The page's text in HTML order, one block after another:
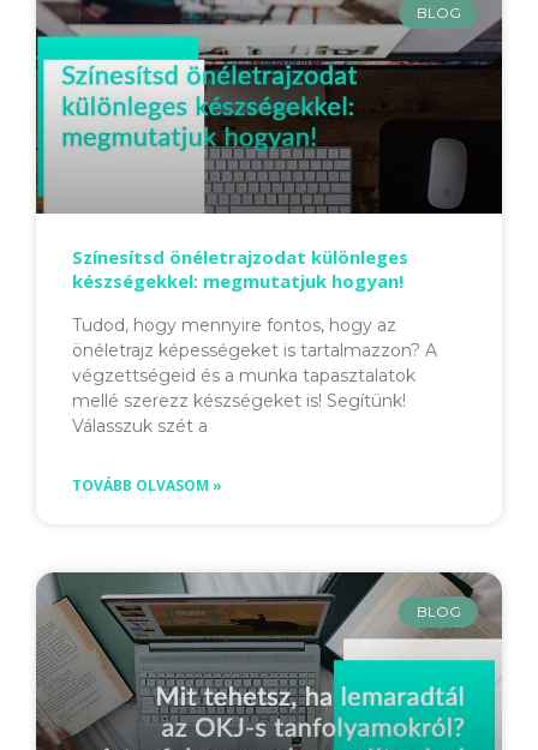
BLOG
Színesítsd önéletrajzodat különleges
készségekkel: megmutatjuk hogyan!
Tudod, hogy mennyire fontos, hogy az
önéletrajz képességeket is tartalmazzon? A
végzettségeid és a munka tapasztalatok
mellé szerezz készségeket is! Segítünk!
Válasszuk szét a
TOVÁBB OLVASOM »
BLOG